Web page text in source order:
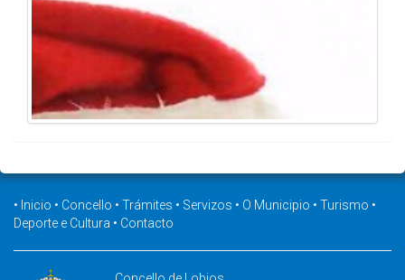
• Inicio • Concello • Trámites • Servizos • O Municipio • Turismo •
Deporte e Cultura • Contacto